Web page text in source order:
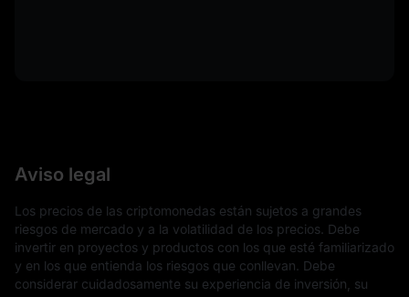
Aviso legal
Los precios de las criptomonedas están sujetos a grandes
riesgos de mercado y a la volatilidad de los precios. Debe
invertir en proyectos y productos con los que esté familiarizado
y en los que entienda los riesgos que conllevan. Debe
considerar cuidadosamente su experiencia de inversión, su